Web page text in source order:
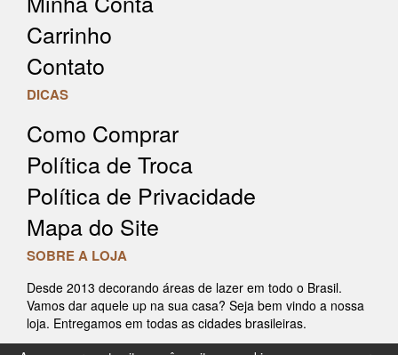
Carrinho
Contato
DICAS
Como Comprar
Política de Troca
Política de Privacidade
Mapa do Site
SOBRE A LOJA
Desde 2013 decorando áreas de lazer em todo o Brasil.
Vamos dar aquele up na sua casa? Seja bem vindo a nossa
loja. Entregamos em todas as cidades brasileiras.